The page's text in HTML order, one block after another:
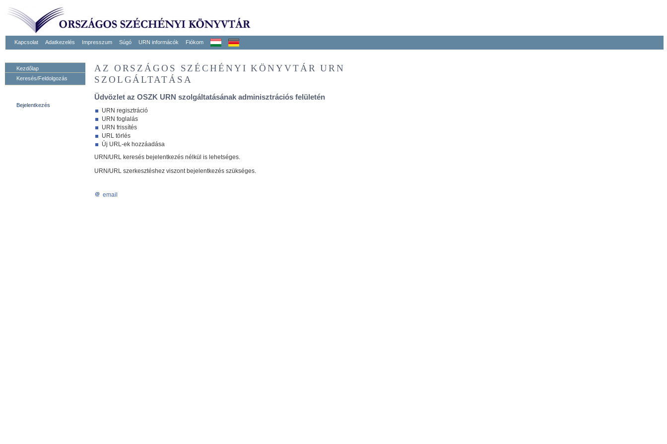
Kapcsolat Adatkezelés Impresszum Súgó URN informácók Fiókom
Kezdőlap
Keresés/Feldolgozás
Bejelentkezés
AZ ORSZÁGOS SZÉCHÉNYI KÖNYVTÁR URN
SZOLGÁLTATÁSA
Üdvözlet az OSZK URN szolgáltatásának adminisztrációs felületén
URN regisztráció
URN foglalás
URN frissítés
URL törlés
Új URL-ek hozzáadása
URN/URL keresés bejelentkezés nélkül is lehetséges.
URN/URL szerkesztéshez viszont bejelentkezés szükséges.
email